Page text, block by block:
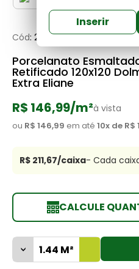
Inserir
Cód:237590
Porcelanato
Retificado 120x120
Extra Eliane
R$ 146,99/m²à vista
ou R$ 146,99 em até 10x de R$
R$ 211,67/caixa- Cada
CALCULE
4º
revestimento
5º
telha
argamassa
7º
tinta